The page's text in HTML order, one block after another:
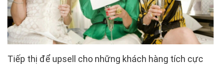
Tiếp thị để upsell cho những khách hàng tích cực